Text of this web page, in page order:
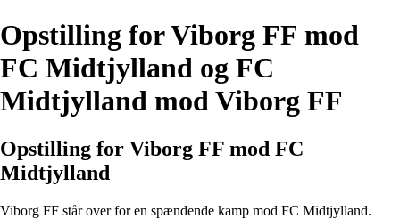
Opstilling for Viborg FF mod
FC Midtjylland og FC
Midtjylland mod Viborg FF
Opstilling for Viborg FF mod FC
Midtjylland
Viborg FF står over for en spændende kamp mod FC Midtjylland.